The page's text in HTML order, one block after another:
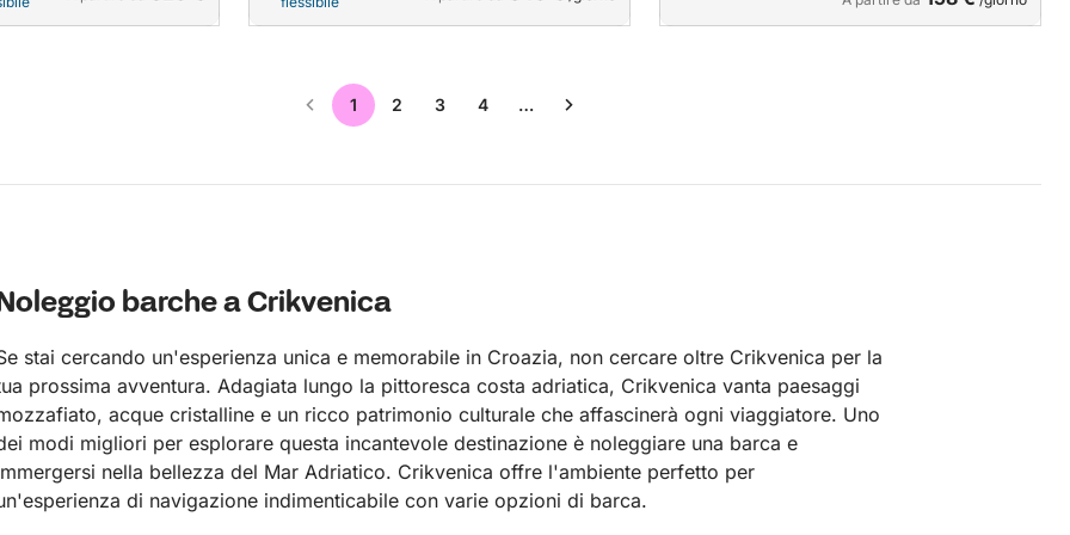
1 2 3 4 …
barche a Crikvenica
stai cercando un'esperienza unica e memorabile in Croazia, non cercare oltre Crikvenica per la
prossima avventura. Adagiata lungo la pittoresca costa adriatica, Crikvenica vanta paesaggi
acque cristalline e un ricco patrimonio culturale che affascinerà ogni viaggiatore. Uno
modi migliori per esplorare questa incantevole destinazione è noleggiare una barca e
nella bellezza del Mar Adriatico. Crikvenica offre l'ambiente perfetto per
di navigazione indimenticabile con varie opzioni di barca.